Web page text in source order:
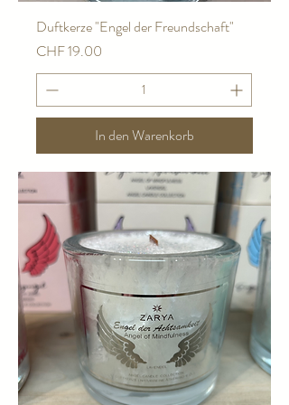
Duftkerze "Engel der Freundschaft"
Preis
CHF 19.00
In den Warenkorb